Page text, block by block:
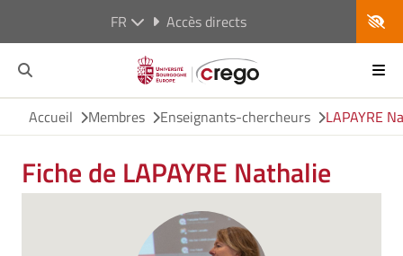
FR Accès directs
Accueil Membres Enseignants-chercheurs LAPAYRE
Fiche de LAPAYRE Nathalie